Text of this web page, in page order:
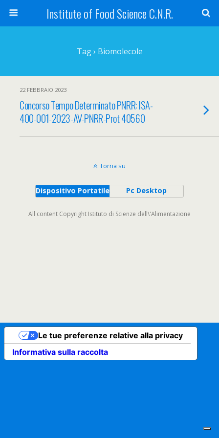
Institute of Food Science C.N.R.
Tag › Biomolecole
22 FEBBRAIO 2023
Concorso Tempo Determinato PNRR: ISA-
400-001-2023-AV-PNRR-Prot 40560
Torna su
Dispositivo Portatile Pc Desktop
All content Copyright Istituto di Scienze dell\'Alimentazione
Informativa sulla raccolta
Le tue preferenze relative alla privacy